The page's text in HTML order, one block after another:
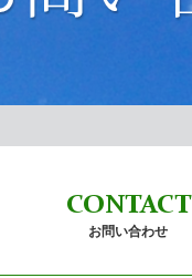
CONTACT
お問い合わせ